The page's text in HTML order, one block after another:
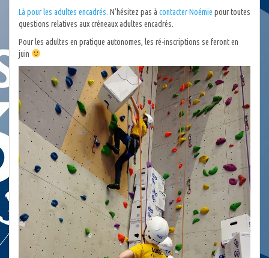
Là pour les adultes encadrés. N’hésitez pas à contacter Noémie pour toutes
questions relatives aux créneaux adultes encadrés.
Pour les adultes en pratique autonomes, les ré-inscriptions se feront en
juin